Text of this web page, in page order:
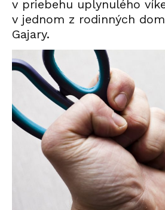
v priebehu uplynulého
v jednom z rodinných
Gajary.